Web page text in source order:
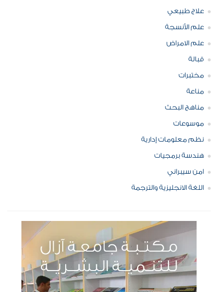
علاج طبيعي
علم الأنسجة
علم الامراض
قبالة
مختبرات
مناعة
مناهج البحث
موسوعات
نظم معلومات إدارية
هندسة برمجيات
امن سيبراني
اللغة الانجليزية والترجمة